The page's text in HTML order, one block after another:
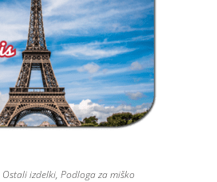
Ostali izdelki, Podloga za miško